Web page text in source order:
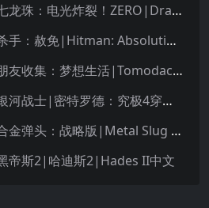
七龙珠：电光炸裂！ZERO|Dragon Ball: Sparking! Zero中文
杀手：赦免|Hitman: Absolution汉化
朋友收集：梦想生活|Tomodachi Life: Living the Dream中文
银河战士|密特罗德：究极4穿越未知|Metroid Prime 4: Beyond中文
合金弹头：战略版|Metal Slug Tactics中文
帝斯2|哈迪斯2|Hades II中文